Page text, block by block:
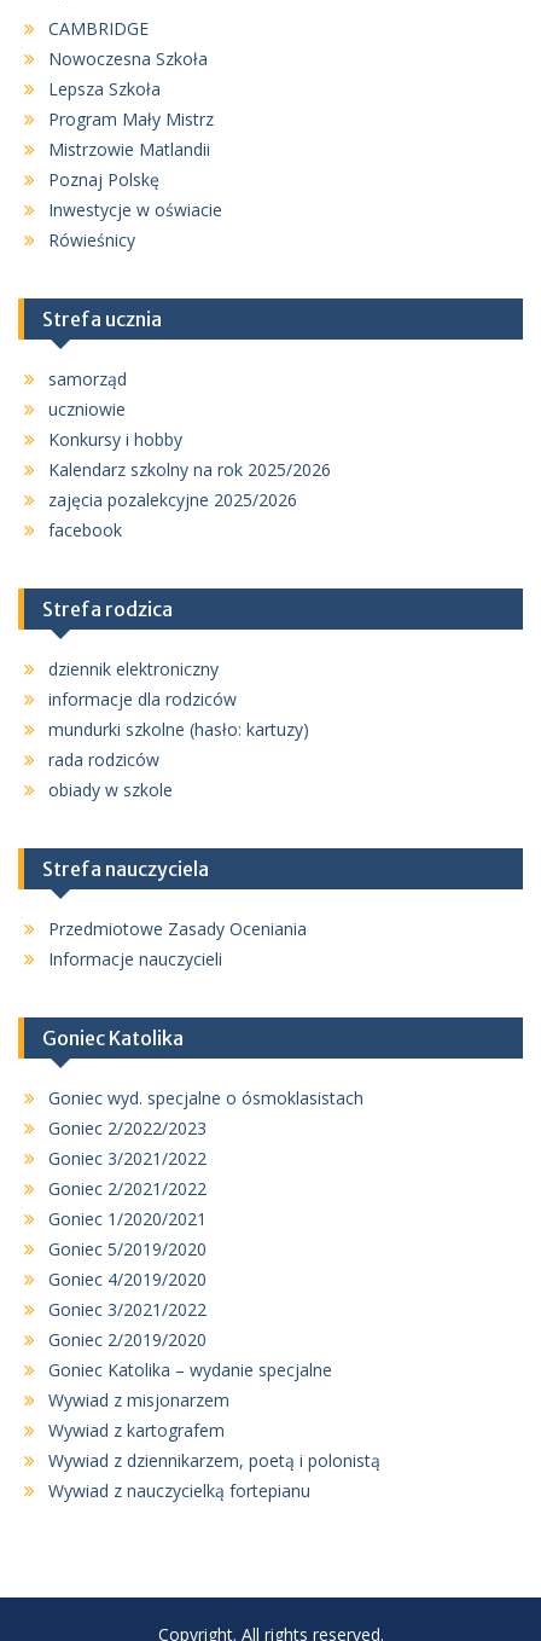
CAMBRIDGE
Nowoczesna Szkoła
Lepsza Szkoła
Program Mały Mistrz
Mistrzowie Matlandii
Poznaj Polskę
Inwestycje w oświacie
Rówieśnicy
Strefa ucznia
samorząd
uczniowie
Konkursy i hobby
Kalendarz szkolny na rok 2025/2026
zajęcia pozalekcyjne 2025/2026
facebook
Strefa rodzica
dziennik elektroniczny
informacje dla rodziców
mundurki szkolne (hasło: kartuzy)
rada rodziców
obiady w szkole
Strefa nauczyciela
Przedmiotowe Zasady Oceniania
Informacje nauczycieli
Goniec Katolika
Goniec wyd. specjalne o ósmoklasistach
Goniec 2/2022/2023
Goniec 3/2021/2022
Goniec 2/2021/2022
Goniec 1/2020/2021
Goniec 5/2019/2020
Goniec 4/2019/2020
Goniec 3/2021/2022
Goniec 2/2019/2020
Goniec Katolika – wydanie specjalne
Wywiad z misjonarzem
Wywiad z kartografem
Wywiad z dziennikarzem, poetą i polonistą
Wywiad z nauczycielką fortepianu
Copyright. All rights reserved.